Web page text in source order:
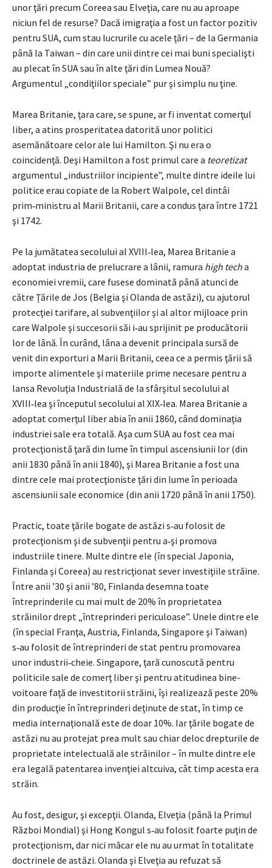
unor ţări precum Coreea sau Elveţia, care nu au aproape
niciun fel de resurse? Dacă imigraţia a fost un factor pozitiv
pentru SUA, cum stau lucrurile cu acele ţări – de la Germania
până la Taiwan – din care unii dintre cei mai buni specialişti
au plecat în SUA sau în alte ţări din Lumea Nouă?
Argumentul „condiţiilor speciale” pur şi simplu nu ţine.
Marea Britanie, ţara care, se spune, ar fi inventat comerţul
liber, a atins prosperitatea datorită unor politici
asemănătoare celor ale lui Hamilton. Şi nu era o
coincidenţă. Deşi Hamilton a fost primul care a teoretizat
argu­men­tul „industriilor incipiente”, multe dintre ideile lui
politice erau copiate de la Robert Walpole, cel dintâi
prim‑ministru al Marii Britanii, care a condus ţara între 1721
şi 1742.
Pe la jumătatea secolului al XVIII‑lea, Marea Britanie a
adoptat industria de prelucrare a lânii, ramura high techa
economiei vremii, care fusese dominată până atunci de
către Ţările de Jos (Belgia şi Olanda de astăzi), cu ajutorul
protecţiei tarifare, al subvenţiilor şi al altor mijloace prin
care Walpole şi succesorii săi i‑au sprijinit pe producătorii
lor de lână. În curând, lâna a devenit principala sursă de
venit din exporturi a Marii Britanii, ceea ce a permis ţării să
importe alimentele şi materiile prime necesare pentru a
lansa Revoluţia Industrială de la sfârşitul secolului al
XVIII‑lea şi începutul seco­lului al XIX‑lea. Marea Britanie a
adoptat comerţul liber abia în anii 1860, când dominaţia
industriei sale era totală. Aşa cum SUA au fost cea mai
protecţionistă ţară din lume în timpul ascensiunii lor (din
anii 1830 până în anii 1840), şi Marea Britanie a fost una
dintre cele mai protecţioniste ţări din lume în perioada
ascensiunii sale economice (din anii 1720 până în anii 1750).
Practic, toate ţările bogate de astăzi s‑au folosit de
protecţionism şi de subvenţii pentru a‑şi promova
industriile tinere. Multe dintre ele (în special Japonia,
Finlanda şi Coreea) au restricţionat sever investiţiile străine.
Între anii ’30 şi anii ’80, Finlanda desemna toate
întreprinderile cu mai mult de 20% în proprietatea
străinilor drept „întreprinderi periculoase”. Unele dintre ele
(în special Franţa, Austria, Finlanda, Singapore şi Taiwan)
s‑au folosit de întreprinderi de stat pentru promovarea
unor industrii‑cheie. Singapore, ţară cunoscută pentru
politicile sale de comerţ liber şi pentru atitudinea bine­
voitoare faţă de investitorii străini, îşi realizează peste 20%
din producţie în întreprinderi deţinute de stat, în timp ce
media internaţională este de doar 10%. Iar ţările bogate de
astăzi nu au protejat prea mult sau chiar deloc drepturile de
proprietate intelectuală ale străinilor – în multe dintre ele
era legală patentarea invenţiei altcuiva, cât timp acesta era
străin.
Au fost, desigur, şi excepţii. Olanda, Elveţia (până la Primul
Război Mon­dial) şi Hong Kongul s‑au folosit foarte puţin de
protecţionism, dar nici măcar ele nu au urmat în totalitate
doctrinele de astăzi. Olanda şi Elveţia au refuzat să